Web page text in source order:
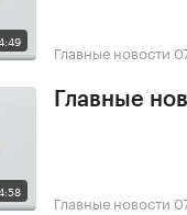
Главные новости
Главные
Главные новости